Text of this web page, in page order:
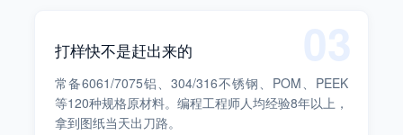
打样快不是赶出来的
常备6061/7075铝、304/316不锈钢、POM、PEEK
等120种规格原材料。编程工程师人均经验8年以上，
拿到图纸当天出刀路。